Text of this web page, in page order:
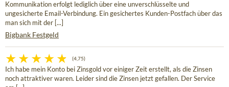
Kommunikation erfolgt lediglich über eine unverschlüsselte und
ungesicherte Email-Verbindung. Ein gesichertes Kunden-Postfach über das
man sich mit der [...]
Bigbank Festgeld
(4,75)
Ich habe mein Konto bei Zinsgold vor einiger Zeit erstellt, als die Zinsen
noch attraktiver waren. Leider sind die Zinsen jetzt gefallen. Der Service